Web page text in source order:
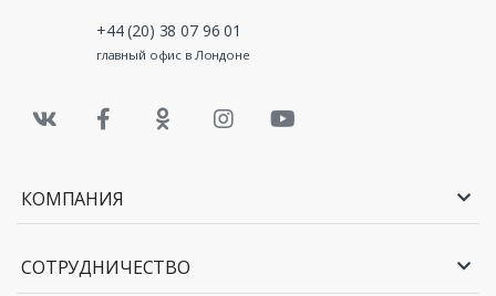
+44 (20) 38 07 96 01
главный офис в Лондоне
КОМПАНИЯ
СОТРУДНИЧЕСТВО